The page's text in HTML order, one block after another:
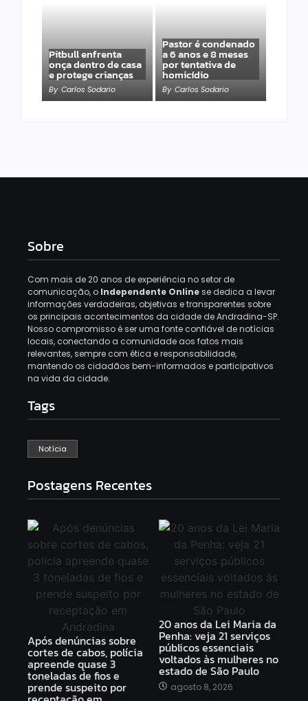
Pitbull enfrenta
onça dentro de casa
e protege crianças
By Carlos Sodario
Pastor é condenado
a 6 anos e 8 meses
por tentativa de
homicídio
By Carlos Sodario
Sobre
Com mais de 20 anos de experiência no setor de
comunicação, o Independente Onlinese dedica a levar
informações verdadeiras, objetivas e transparentes sobre
os principais acontecimentos da cidade de Andradina-SP.
Nosso compromisso é ser uma fonte confiável de notícias
locais, conectando a comunidade aos fatos mais
relevantes, sempre com ética e responsabilidade,
mantendo os cidadãos bem-informados e participativos
na vida da cidade.
Tags
Notícia
Postagens Recentes
Após denúncias sobre
cortes de cabos, polícia
apreende quase 3
toneladas de fios e
prende suspeito por
20 anos da Lei Maria da
Penha: veja 21 serviços
públicos essenciais
voltados às mulheres no
estado de São Paulo
agosto 8, 2026